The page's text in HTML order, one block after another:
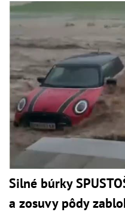
Silné búrky
a zosuvy pôdy